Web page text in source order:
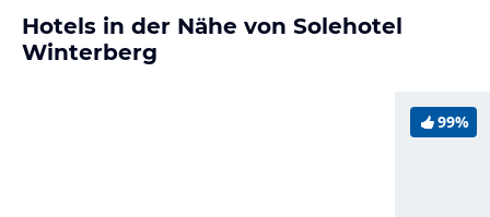
Hotels in der Nähe von Solehotel
Winterberg
99%